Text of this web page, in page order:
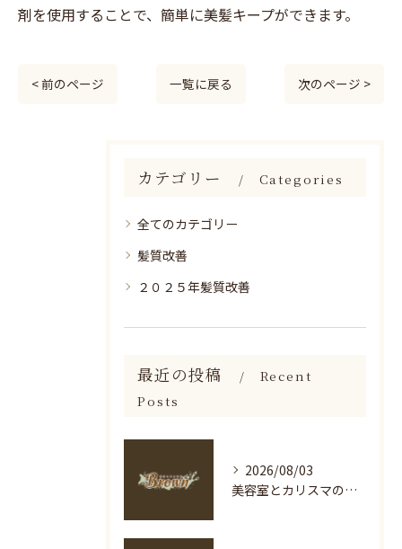
剤を使用することで、簡単に美髪キープができます。
< 前のページ 一覧に戻る 次のページ >
カテゴリー Categories
全てのカテゴリー
髪質改善
２０２５年髪質改善
最近の投稿
Recent
Posts
2026/08/03
美容室とカリスマの選び方を神奈川県海老名市足柄下郡箱根町で徹底解説